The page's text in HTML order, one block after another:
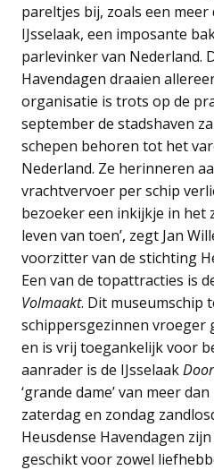
pareltjes bij, zoals een
IJsselaak, een imposante
parlevinker van Nederland.
Havendagen draaien
organisatie is trots op de
september de stadshaven
schepen behoren tot het
Nederland. Ze herinneren
vrachtvervoer per schip
bezoeker een inkijkje in het
leven van toen’, zegt Jan
voorzitter van de stichting
Een van de topattracties is
Volmaakt. Dit museumschip
schippersgezinnen vroeger
en is vrij toegankelijk voor
aanrader is de IJsselaak
‘grande dame’ van meer
zaterdag en zondag
Heusdense Havendagen
geschikt voor zowel